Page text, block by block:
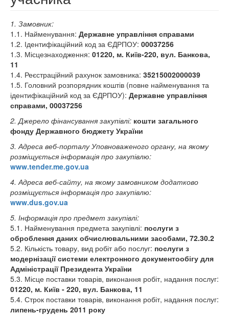
1. Замовник:
1.1. Найменування: Державне управління справами
1.2. Ідентифікаційний код за ЄДРПОУ: 00037256
1.3. Місцезнаходження: 01220, м. Київ-220, вул. Банкова,
11
1.4. Реєстраційний рахунок замовника: 35215002000039
1.5. Головний розпорядник коштів (повне найменування та
ідентифікаційний код за ЄДРПОУ): Державне управління
справами, 00037256
2. Джерело фінансування закупівлі: кошти загального
фонду Державного бюджету України
3. Адреса веб-порталу Уповноваженого органу, на якому
розміщується інформація про закупівлю:
www.tender.me.gov.ua
4. Адреса веб-сайту, на якому замовником додатково
розміщується інформація про закупівлю:
www.dus.gov.ua
5. Інформація про предмет закупівлі:
5.1. Найменування предмета закупівлі: послуги з
оброблення даних обчислювальними засобами, 72.30.2
5.2. Кількість товару, вид робіт або послуг: послуги з
модернізації системи електронного документообігу для
Адміністрації Президента України
5.3. Місце поставки товарів, виконання робіт, надання послуг:
01220, м. Київ - 220, вул. Банкова, 11
5.4. Строк поставки товарів, виконання робіт, надання послуг:
липень-грудень 2011 року